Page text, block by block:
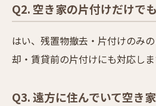
Q2. 空き家の片付けだけで
はい、残置物撤去・片付けのみ
却・賃貸前の片付けにも対応しま
Q3. 遠方に住んでいて空き